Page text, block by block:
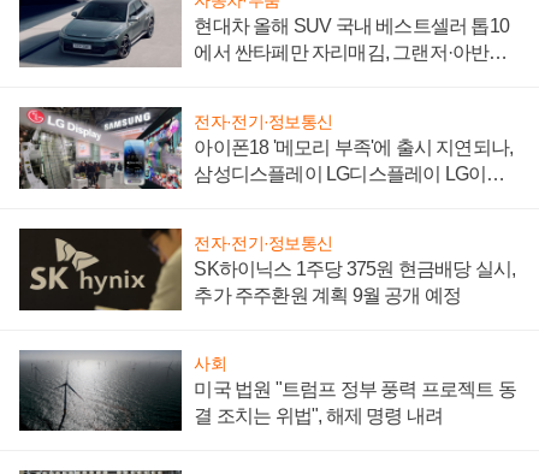
현대차 올해 SUV 국내 베스트셀러 톱10
에서 싼타페만 자리매김, 그랜저·아반떼
전자·전기·정보통신
아이폰18 '메모리 부족'에 출시 지연되나,
삼성디스플레이 LG디스플레이 LG이노
전자·전기·정보통신
SK하이닉스 1주당 375원 현금배당 실시,
추가 주주환원 계획 9월 공개 예정
사회
미국 법원 "트럼프 정부 풍력 프로젝트 동
결 조치는 위법", 해제 명령 내려